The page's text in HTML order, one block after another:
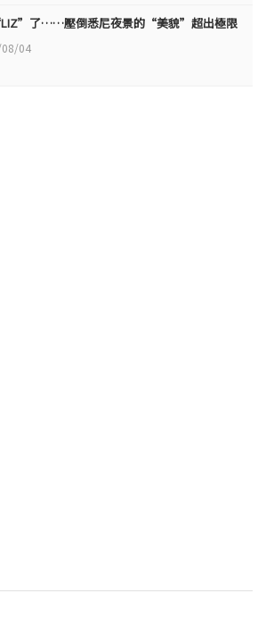
了……壓倒悉尼夜景的“美貌”超出極限
04